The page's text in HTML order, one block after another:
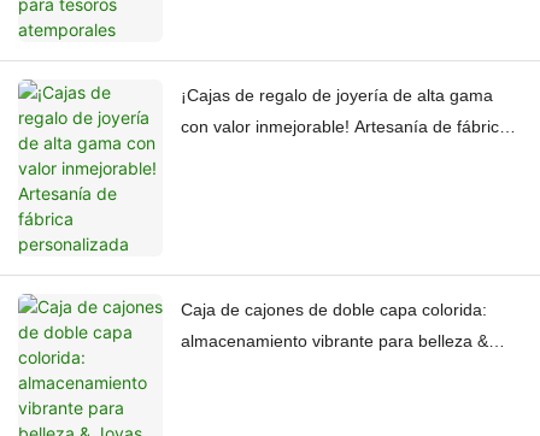
¡Cajas de regalo de joyería de alta gama
con valor inmejorable! Artesanía de fábrica
Caja de cajones de doble capa colorida:
almacenamiento vibrante para belleza &